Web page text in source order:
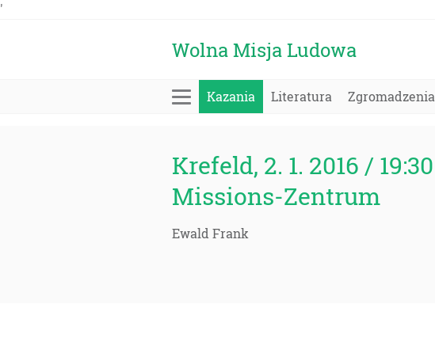
'
Wolna Misja Ludowa
Kazania Literatura Zgromadzenia
Krefeld, 2. 1. 2016 / 19:30
Missions-Zentrum
Ewald Frank